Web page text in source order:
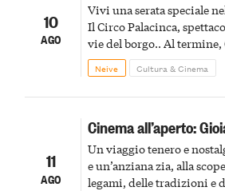
10
AGO
Vivi una serata speciale
Il Circo Palacinca,
vie del borgo.. Al termine,
Winery offrirà una
spumanti.
Neive Cultura & Cinema
11
AGO
Cinema all’aperto:
Un viaggio tenero e
e un’anziana zia, alla
legami, delle tradizioni e